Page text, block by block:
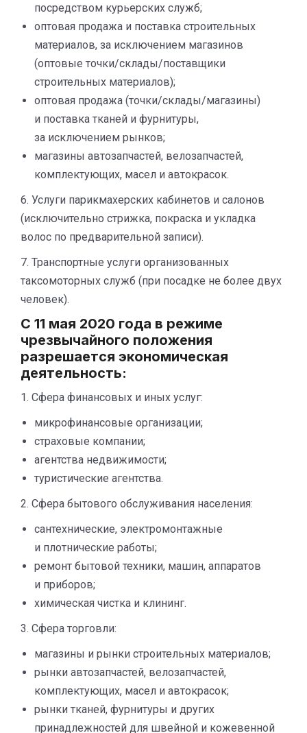
посредством курьерских служб;
оптовая продажа и поставка строительных
материалов, за исключением магазинов
(оптовые точки/склады/поставщики
строительных материалов);
оптовая продажа (точки/склады/магазины)
и поставка тканей и фурнитуры,
за исключением рынков;
магазины автозапчастей, велозапчастей,
комплектующих, масел и автокрасок.
6. Услуги парикмахерских кабинетов и салонов
(исключительно стрижка, покраска и укладка
волос по предварительной записи).
7. Транспортные услуги организованных
таксомоторных служб (при посадке не более двух
человек).
С 11 мая 2020 года в режиме
чрезвычайного положения
разрешается экономическая
деятельность:
1. Сфера финансовых и иных услуг:
микрофинансовые организации;
страховые компании;
агентства недвижимости;
туристические агентства.
2. Сфера бытового обслуживания населения:
сантехнические, электромонтажные
и плотнические работы;
ремонт бытовой техники, машин, аппаратов
и приборов;
химическая чистка и клининг.
3. Сфера торговли:
магазины и рынки строительных материалов;
рынки автозапчастей, велозапчастей,
комплектующих, масел и автокрасок;
рынки тканей, фурнитуры и других
принадлежностей для швейной и кожевенной